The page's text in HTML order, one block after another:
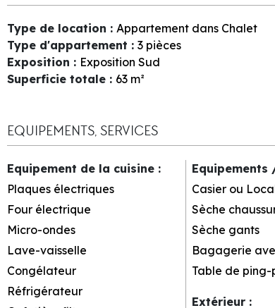
Type de location : Appartement dans Chalet
Type d'appartement : 3 pièces
Exposition : Exposition Sud
Superficie totale : 63 m²
EQUIPEMENTS, SERVICES
Equipement de la cuisine :
Plaques électriques
Four électrique
Micro-ondes
Lave-vaisselle
Congélateur
Réfrigérateur
Equipements
Casier ou
Sèche
Sèche gants
Bagagerie
Table de ping-
Extérieur :